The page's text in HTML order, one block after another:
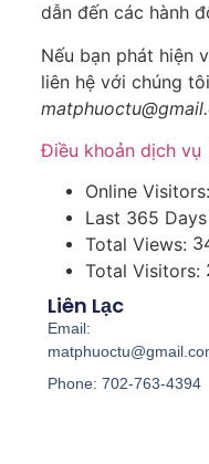
dẫn đến các hành
Nếu bạn phát hiện
liên hệ với chúng
Điều khoản dịch vụ
Online Visitors:
Last 365
Total Views:
Total Visitors:
Liên Lạc
Email:
Phone: 702-763-4394